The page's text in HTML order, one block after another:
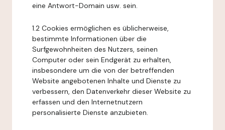
eine Antwort-Domain usw. sein.
1.2 Cookies ermöglichen es üblicherweise,
bestimmte Informationen über die
Surfgewohnheiten des Nutzers, seinen
Computer oder sein Endgerät zu erhalten,
insbesondere um die von der betreffenden
Website angebotenen Inhalte und Dienste zu
verbessern, den Datenverkehr dieser Website zu
erfassen und den Internetnutzern
personalisierte Dienste anzubieten.